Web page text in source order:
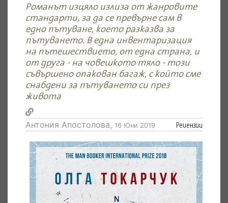
Романът изцяло излиза от жанровите
стандарти, за да се превърне сам в
едно пътуване, което разказва за
пътуването. В една инвентаризация
на пътешествието, от една страна, и
от друга - на човешкото тяло - този
съвършено опакован багаж, с който сме
снабдени за пътуването си през
живота
Антония Апостолова, 16 Юни 2019 Рецензии